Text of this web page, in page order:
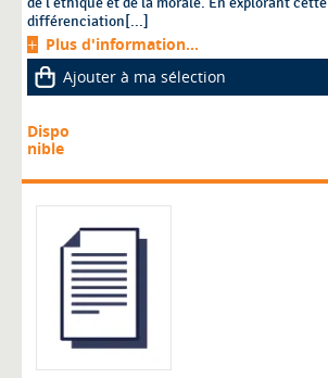
différenciation[...]
Plus d'information...
Ajouter à ma sélection
Dispo
nible